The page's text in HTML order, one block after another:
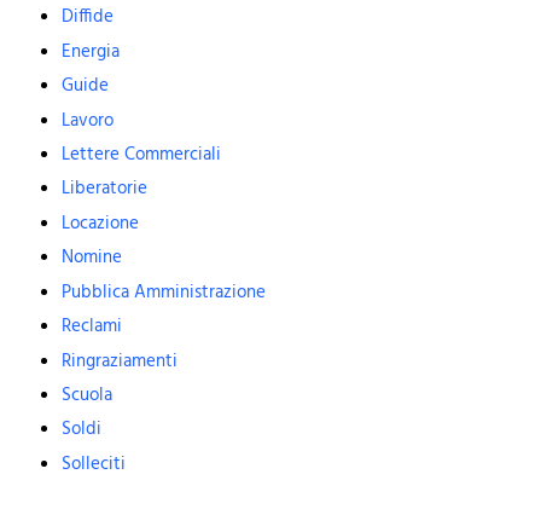
Diffide
Energia
Guide
Lavoro
Lettere Commerciali
Liberatorie
Locazione
Nomine
Pubblica Amministrazione
Reclami
Ringraziamenti
Scuola
Soldi
Solleciti